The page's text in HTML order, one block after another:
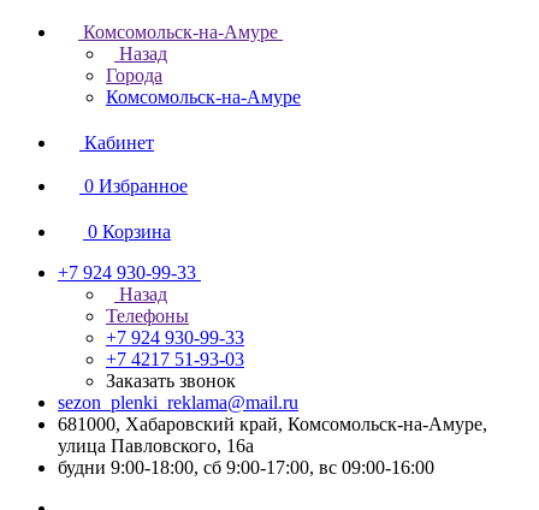
Комсомольск-на-Амуре
Назад
Города
Комсомольск-на-Амуре
Кабинет
0 Избранное
0 Корзина
+7 924 930-99-33
Назад
Телефоны
+7 924 930-99-33
+7 4217 51-93-03
Заказать звонок
sezon_plenki_reklama@mail.ru
681000, Хабаровский край, Комсомольск-на-Амуре,
улица Павловского, 16а
будни 9:00-18:00, сб 9:00-17:00, вс 09:00-16:00